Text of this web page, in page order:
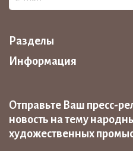
Разделы
Информация
Отправьте Ваш пресс-
новость на тему
художественных